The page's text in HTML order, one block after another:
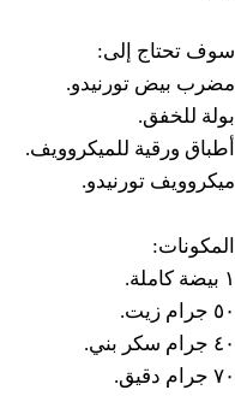
سوف تحتاج إلى:
مضرب بيض تورنيدو.
بولة للخفق.
أطباق ورقية للميكروويف.
ميكروويف تورنيدو.
المكونات:
١ بيضة كاملة.
٠٥ جرام زيت.
٠٤ جرام سكر بني.
٠٧ جرام دقيق.